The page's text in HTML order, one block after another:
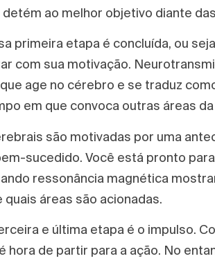
detém ao melhor objetivo diante
primeira etapa é concluída, ou
com sua motivação.
age no cérebro e se traduz
em que convoca outras áreas
são motivadas por uma
sucedido. Você está pronto
ressonância magnética
áreas são acionadas.
e última etapa é o impulso.
hora de partir para a ação. No